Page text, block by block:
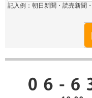
記入例：朝日新聞・読売新聞